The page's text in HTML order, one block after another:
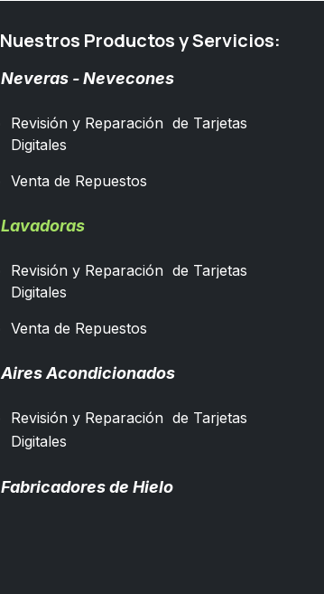
Nuestros Productos y Servicios:
Neveras - Nevecones
Revisión y Reparación de Tarjetas
Digitales
Venta de Repuestos
Lavadoras
Revisión y Reparación de Tarjetas
Digitales
Venta de Repuestos
Aires Acondicionados
Revisión y Reparación de Tarjetas
Digitales
Fabricadores de Hielo